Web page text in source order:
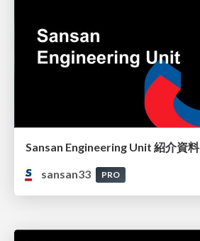
Sansan Engineering Unit 紹介資料
sansan33
PRO